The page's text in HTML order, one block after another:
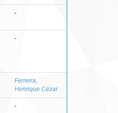
-
-
Ferreira,
Henrique Cézar
-